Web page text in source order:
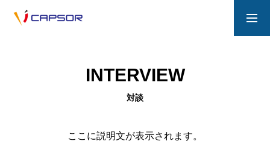
PRODUCT / SERVICE
INTERVIEW
対談
ここに説明文が表示されます。